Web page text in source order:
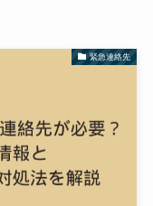
緊急連絡先